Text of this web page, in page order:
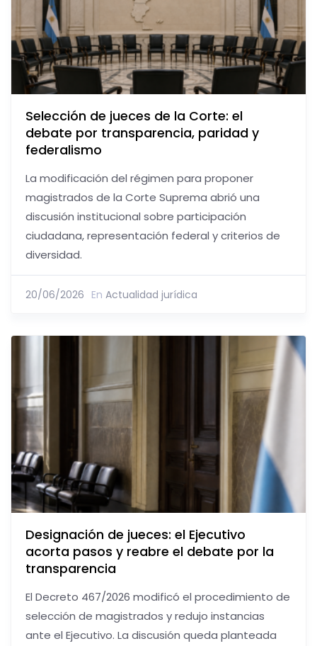
Selección de jueces de la Corte: el
debate por transparencia, paridad y
federalismo
La modificación del régimen para proponer
magistrados de la Corte Suprema abrió una
discusión institucional sobre participación
ciudadana, representación federal y criterios de
diversidad.
20/06/2026 En Actualidad jurídica
Designación de jueces: el Ejecutivo
acorta pasos y reabre el debate por la
transparencia
El Decreto 467/2026 modificó el procedimiento de
selección de magistrados y redujo instancias
ante el Ejecutivo. La discusión queda planteada